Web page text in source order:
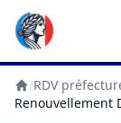
Accueil
/RDV